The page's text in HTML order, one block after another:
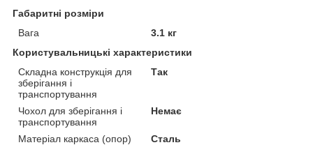
Габаритні розміри
Вага
3.1 кг
Користувальницькі характеристики
Складна конструкція для
зберігання і
транспортування
Так
Чохол для зберігання і
транспортування
Немає
Матеріал каркаса (опор)
Сталь